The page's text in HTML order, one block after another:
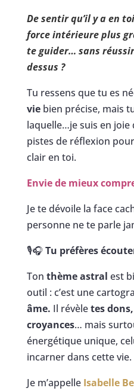
De sentir qu’il y a en
force intérieure plus
te guider… sans
dessus ?
Tu ressens que tu es
viebien précise, mais
laquelle…je suis en joie
pistes de réflexion
clair en toi.
Envie de mieux
Je te dévoile la face
personne ne te parle
🎙️🎧 Tu préfères
Ton thème astral est
outil : c’est une
âme. Il révèletes dons,
croyances… mais
énergétique unique,
incarner dans cette vie.
Je m’appelle Isabelle